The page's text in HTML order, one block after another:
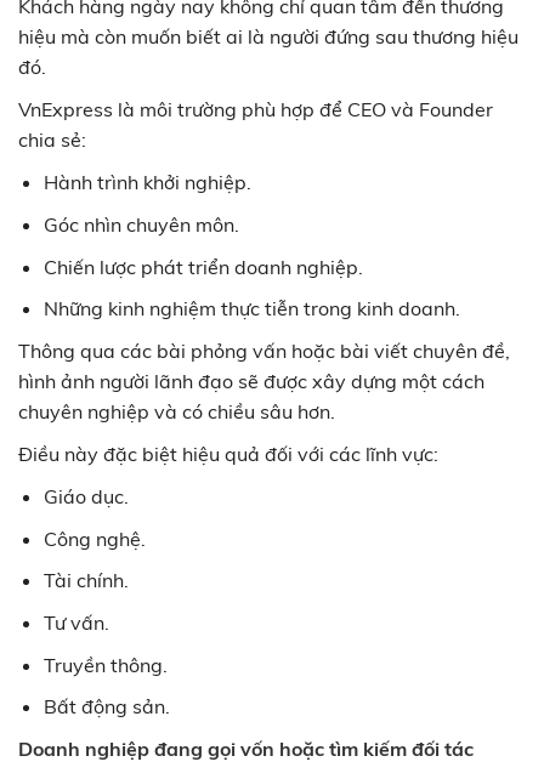
Khách hàng ngày nay không chỉ quan tâm đến thương
hiệu mà còn muốn biết ai là người đứng sau thương hiệu
đó.
VnExpress là môi trường phù hợp để CEO và Founder
chia sẻ:
Hành trình khởi nghiệp.
Góc nhìn chuyên môn.
Chiến lược phát triển doanh nghiệp.
Những kinh nghiệm thực tiễn trong kinh doanh.
Thông qua các bài phỏng vấn hoặc bài viết chuyên đề,
hình ảnh người lãnh đạo sẽ được xây dựng một cách
chuyên nghiệp và có chiều sâu hơn.
Điều này đặc biệt hiệu quả đối với các lĩnh vực:
Giáo dục.
Công nghệ.
Tài chính.
Tư vấn.
Truyền thông.
Bất động sản.
Doanh nghiệp đang gọi vốn hoặc tìm kiếm đối tác